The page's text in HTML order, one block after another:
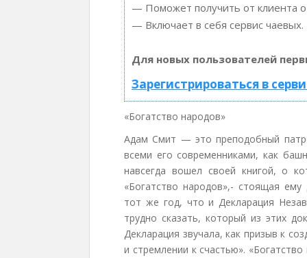
— Поможет получить от клиента
— Включает в себя сервис чаевых.
Для новых пользователей
Зарегистрироваться в
«Богатство народов»
Адам Смит — это преподобный
всеми его современниками, как
навсегда вошел своей книгой, о
«Богатство народов»,- стоящая
тот же год, что и Декларация
трудно сказать, который из этих
Декларация звучала, как призыв к
и стремлении к счастью».